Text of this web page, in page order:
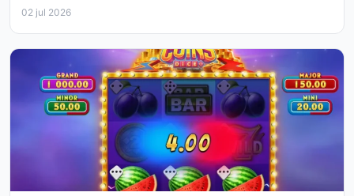
02 jul 2026